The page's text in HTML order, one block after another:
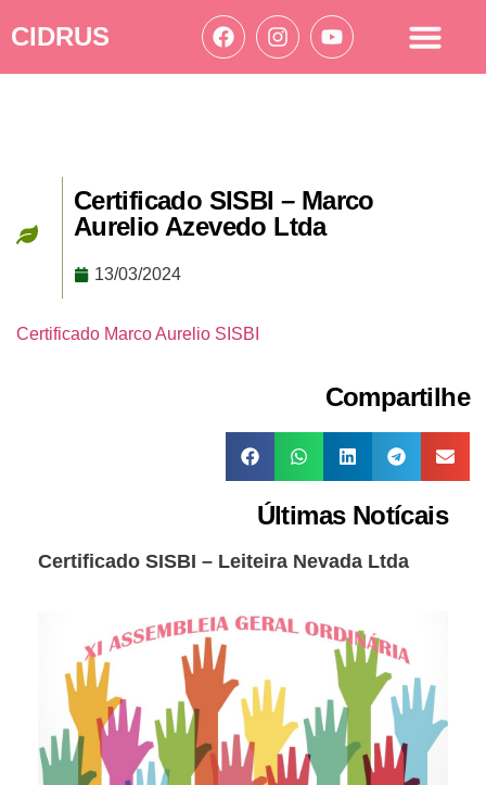
CIDRUS
Certificado SISBI – Marco
Aurelio Azevedo Ltda
13/03/2024
Certificado Marco Aurelio SISBI
Compartilhe
Últimas Notícais
Certificado SISBI – Leiteira Nevada Ltda